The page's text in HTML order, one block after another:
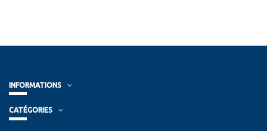
INFORMATIONS
CATÉGORIES